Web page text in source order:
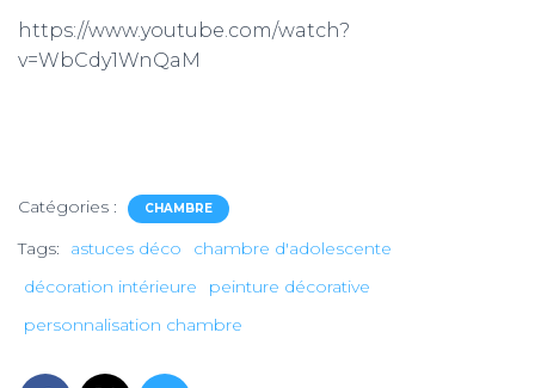
https://www.youtube.com/watch?
v=WbCdy1WnQaM
Catégories : CHAMBRE
Tags: astuces déco
chambre d'adolescente
décoration intérieure
peinture décorative
personnalisation chambre